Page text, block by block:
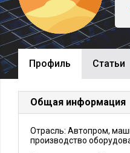
Профиль Cтатьи
Общая информация
Отрасль: Автопром,
производство